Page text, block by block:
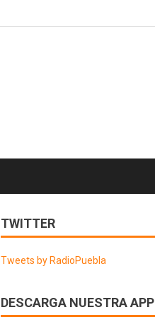
TWITTER
Tweets by RadioPuebla
DESCARGA NUESTRA APP